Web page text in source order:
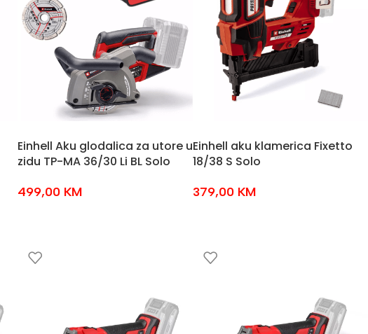
Einhell Aku glodalica za utore u
zidu TP-MA 36/30 Li BL Solo
499,00 KM
Einhell aku klamerica Fixetto
18/38 S Solo
379,00 KM